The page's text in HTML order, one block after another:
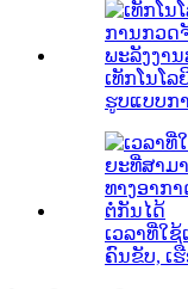
ເທັກໂນໂ
ຮູບແບບກ
ເວລາທີ່ໃ
ຄົນຂັບ, ເ